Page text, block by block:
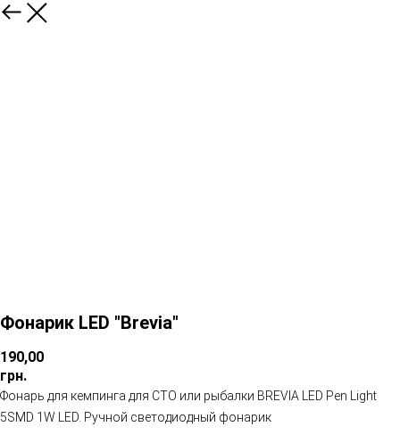
Фонарик LED "Brevia"
190,00
грн.
Фонарь для кемпинга для СТО или рыбалки BREVIA LED Pen Light
5SMD 1W LED. Ручной светодиодный фонарик